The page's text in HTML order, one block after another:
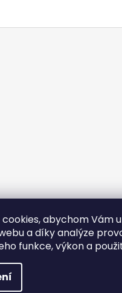
abychom Vám
a díky analýze
funkce, výkon a